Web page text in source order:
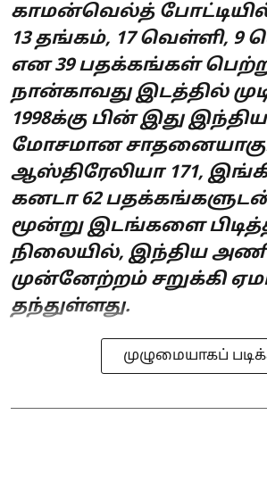
காமன்வெல்த்
13 தங்கம், 17 வெள்ளி,
என 39 பதக்கங்கள்
நான்காவது இடத்தில்
1998க்கு பின் இது
மோசமான
ஆஸ்திரேலியா 171,
கனடா 62
மூன்று இடங்களை
நிலையில், இந்திய
முன்னேற்றம் சறுக்கி
தந்துள்ளது.
முழுமையாகப்